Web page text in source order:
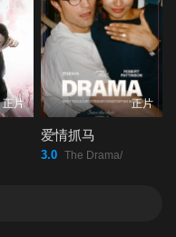
正片 正片
爱情抓马
3.0 The Drama/